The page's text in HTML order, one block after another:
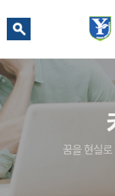
꿈을 현실
예원예술대학교 AI 상담